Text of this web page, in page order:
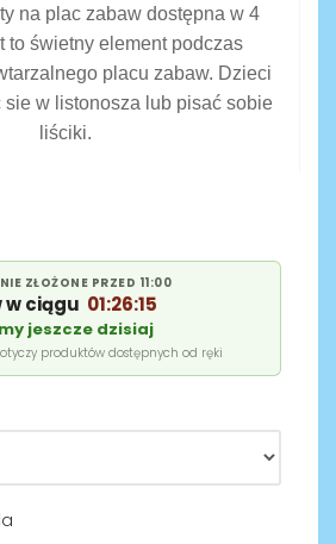
na plac zabaw dostępna w 4
to świetny element podczas
placu zabaw. Dzieci
w listonosza lub pisać sobie
liściki.
ZŁOŻONE PRZED 11:00
w ciągu 01:26:14
jeszcze dzisiaj
produktów dostępnych od ręki